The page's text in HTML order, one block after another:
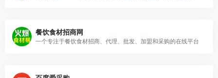
餐饮食材招商网
一个专注于餐饮食材招商、代理、批发、加盟和采购的在线平台